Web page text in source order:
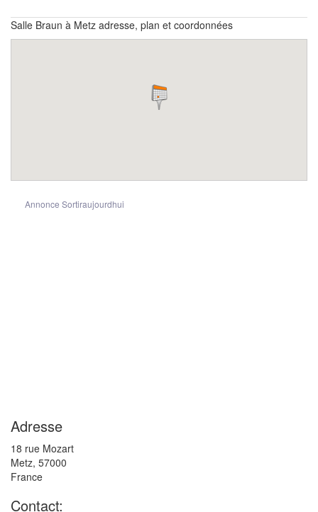
Salle Braun à Metz adresse, plan et coordonnées
Annonce Sortiraujourdhui
Adresse
18 rue Mozart
Metz, 57000
France
Contact: